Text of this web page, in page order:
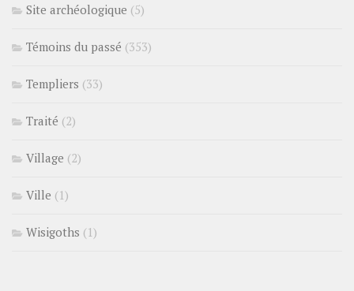
Site archéologique (5)
Témoins du passé (353)
Templiers (33)
Traité (2)
Village (2)
Ville (1)
Wisigoths (1)